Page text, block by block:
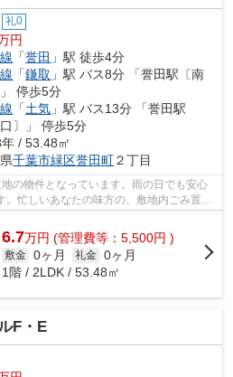
礼0
円
「誉田 」駅 徒歩4分
「鎌取 」駅 バス8分 「誉田駅〔南
停歩5分
「土気 」駅 バス13分 「誉田駅
口〕」 停歩5分
/ 53.48㎡
千葉市緑区誉田町２丁目
の物件となっています。雨の日でも安心
。忙しいあなたの味方の、敷地内ごみ置き
、沿...
6.7万円 (管理費等：5,500円 )
敷金 0ヶ月 礼金 0ヶ月
1階 / 2LDK / 53.48㎡
F・E